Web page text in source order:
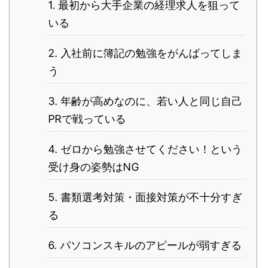
1. 最初から大手企業の経理求人を狙って
いる
2. 入社前に簿記の勉強をがんばってしま
う
3. 年齢が高めなのに、若い人と同じ自己
PRで戦っている
4. ゼロから勉強させてください！という
受け身の姿勢はNG
5. 書類選考対策・面接対策が不十分すぎ
る
6. パソコンスキルのアピールが弱すぎる